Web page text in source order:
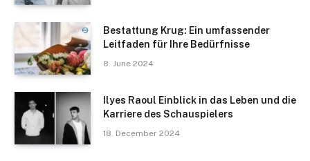
Bestattung Krug: Ein umfassender
Leitfaden für Ihre Bedürfnisse
8. June 2024
Ilyes Raoul Einblick in das Leben und die
Karriere des Schauspielers
18. December 2024